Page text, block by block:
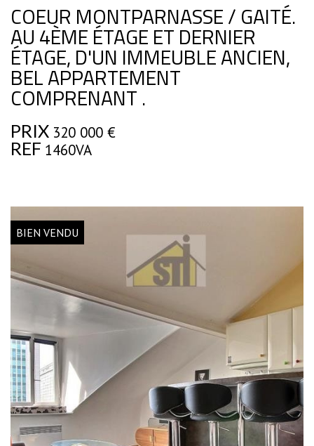
COEUR MONTPARNASSE / GAITÉ.
AU 4ÈME ÉTAGE ET DERNIER
ÉTAGE, D'UN IMMEUBLE ANCIEN,
BEL APPARTEMENT
COMPRENANT .
PRIX 320 000 €
REF 1460VA
BIEN VENDU